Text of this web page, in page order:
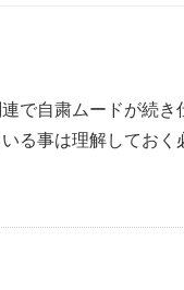
で自粛ムードが続
る事は理解しておく